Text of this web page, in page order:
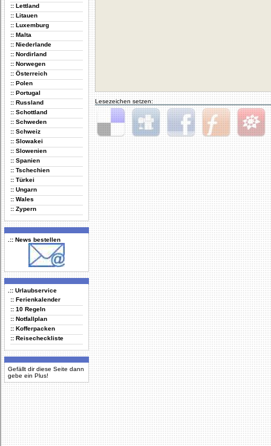
:: Lettland
:: Litauen
:: Luxemburg
:: Malta
:: Niederlande
:: Nordirland
:: Norwegen
:: Österreich
:: Polen
:: Portugal
:: Russland
:: Schottland
:: Schweden
:: Schweiz
:: Slowakei
:: Slowenien
:: Spanien
:: Tschechien
:: Türkei
:: Ungarn
:: Wales
:: Zypern
.:: News bestellen
.:: Urlaubservice
:: Ferienkalender
:: 10 Regeln
:: Notfallplan
:: Kofferpacken
:: Reisecheckliste
Gefällt dir diese Seite dann
gebe ein Plus!
Lesezeichen setzen:
Delicious Digg Facebook Furl StudiVZ